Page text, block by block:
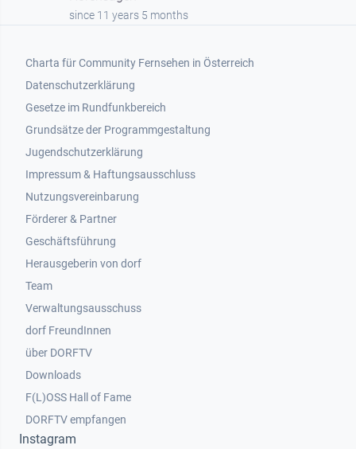
since 11 years 5 months
Footer 1
Charta für Community Fernsehen in Österreich
Datenschutzerklärung
Gesetze im Rundfunkbereich
Grundsätze der Programmgestaltung
Jugendschutzerklärung
Impressum & Haftungsausschluss
Nutzungsvereinbarung
Footer 2
Förderer & Partner
Geschäftsführung
Herausgeberin von dorf
Team
Verwaltungsausschuss
dorf FreundInnen
Footer 3
über DORFTV
Downloads
F(L)OSS Hall of Fame
Footer 4
DORFTV empfangen
Instagram